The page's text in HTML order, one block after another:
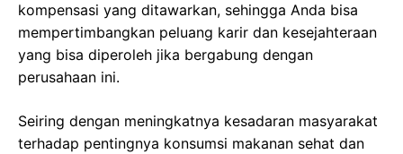
kompensasi yang ditawarkan, sehingga Anda bisa
mempertimbangkan peluang karir dan kesejahteraan
yang bisa diperoleh jika bergabung dengan
perusahaan ini.
Seiring dengan meningkatnya kesadaran masyarakat
terhadap pentingnya konsumsi makanan sehat dan